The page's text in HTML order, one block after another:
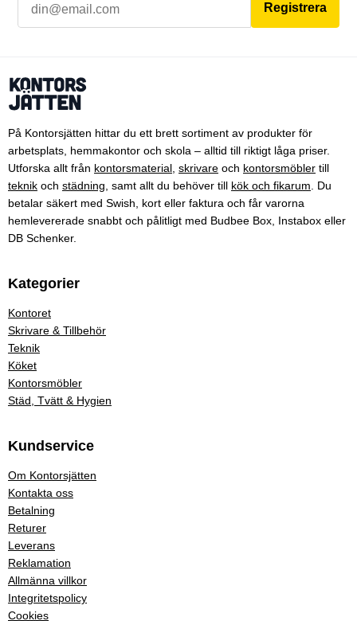
Registrera
På Kontorsjätten hittar du ett brett sortiment av produkter för
arbetsplats, hemmakontor och skola – alltid till riktigt låga priser.
Utforska allt från kontorsmaterial skrivare och kontorsmöbler till
teknik och städning , samt allt du behöver till kök och fikarum . Du
betalar säkert med Swish, kort eller faktura och får varorna
hemlevererade snabbt och pålitligt med Budbee Box, Instabox eller
DB Schenker.
Kategorier
Kontoret
Skrivare & Tillbehör
Teknik
Köket
Kontorsmöbler
Städ, Tvätt & Hygien
Kundservice
Om Kontorsjätten
Kontakta oss
Betalning
Returer
Leverans
Reklamation
Allmänna villkor
Integritetspolicy
Cookies